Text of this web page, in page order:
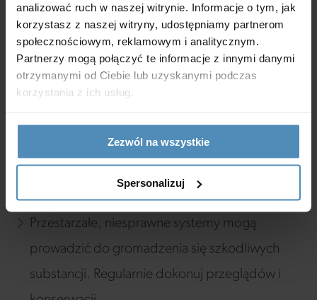
analizować ruch w naszej witrynie. Informacje o tym, jak
korzystasz z naszej witryny, udostępniamy partnerom
społecznościowym, reklamowym i analitycznym.
Partnerzy mogą połączyć te informacje z innymi danymi
otrzymanymi od Ciebie lub uzyskanymi podczas
korzystania z ich usług.
Zezwól na wszystkie
Spersonalizuj
domu na terenach wiejskich.
Warto wiedzieć
oczyszczania powietrza z zanieczyszczeń.
Regularna wymiana pozwala utrzymać ich
wysoką skuteczność.
Przestarzałe, niesprawne systemy mogą
prowadzić do gromadzenia się szkodliwych
substancji. Regularnie dokonuj przeglądów i